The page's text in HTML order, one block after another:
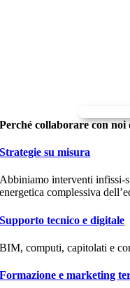
Perché collaborare con
Strategie su misura
Abbiniamo interventi infissi-
energetica complessiva
Supporto tecnico e digitale
BIM, computi, capitolati e
Formazione e marketing